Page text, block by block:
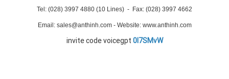
Tel: (028) 3997 4880 (10 Lines) - Fax: (028) 3997 4662
Email: sales@anthinh.com - Website: www.anthinh.com
invite code voicegpt 0I7SMvW